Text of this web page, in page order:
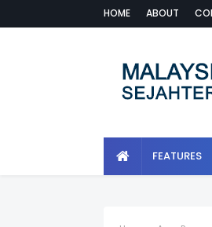
HOME ABOUT
FEATURES